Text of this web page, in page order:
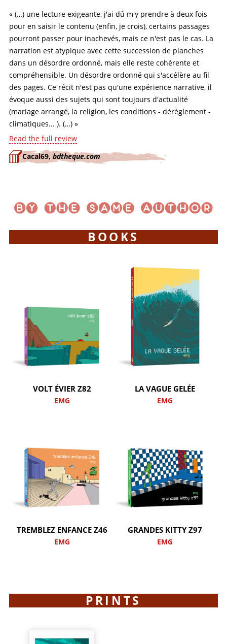
« (…) une lecture exigeante, j'ai dû m'y prendre à deux fois
pour en saisir le contenu (enfin, je crois), certains passages
pourront passer pour inachevés, mais ce n'est pas le cas. La
narration est atypique avec cette succession de planches
dans un désordre ordonné, mais elle reste cohérente et
compréhensible. Un désordre ordonné qui s'accélère au fil
des pages. Ce récit n'est pas qu'une expérience narrative, il
évoque aussi des sujets qui sont toujours d'actualité
(mariage arrangé, la religion, les conditions - dérèglement -
climatiques... ). (…) »
Read the full review
Cacal69,bdtheque.com
BOOKS
VOLT ÉVIER Z82
EMG
LA VAGUE GELÉE
EMG
TREMBLEZ ENFANCE Z46
EMG
GRANDES KITTY Z97
EMG
PRINTS